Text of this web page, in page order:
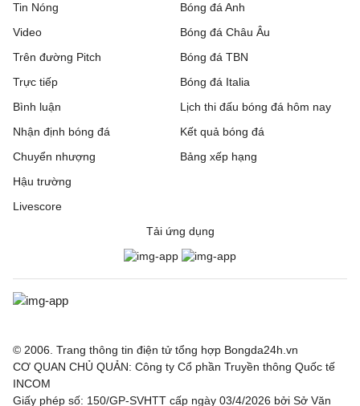
Tin Nóng
Video
Trên đường Pitch
Trực tiếp
Bóng đá Anh
Bóng đá Châu Âu
Bóng đá TBN
Bóng đá Italia
Bình luận
Nhận định bóng đá
Chuyển nhượng
Hậu trường
Livescore
Lịch thi đấu bóng đá hôm nay
Kết quả bóng đá
Bảng xếp hạng
Tải ứng dụng
© 2006. Trang thông tin điện tử tổng hợp Bongda24h.vn
CƠ QUAN CHỦ QUẢN: Công ty Cổ phần Truyền thông Quốc tế
INCOM
Giấy phép số: 150/GP-SVHTT cấp ngày 03/4/2026 bởi Sở Văn